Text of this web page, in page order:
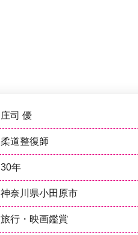
庄司 優
柔道整復師
30年
神奈川県小田原市
旅行・映画鑑賞